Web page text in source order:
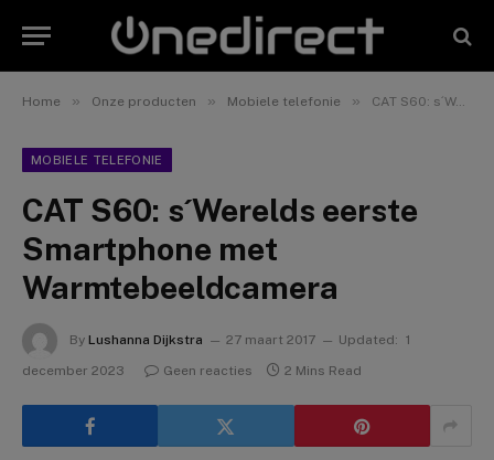
Home » Onze producten » Mobiele telefonie » CAT S60: s´Werelds eerste Smartphone met Warmtebeeldcamera
MOBIELE TELEFONIE
CAT S60: s´Werelds eerste
Smartphone met
Warmtebeeldcamera
By Lushanna Dijkstra 27 maart 2017 Updated: 1
december 2023
Geen reacties 2 Mins Read